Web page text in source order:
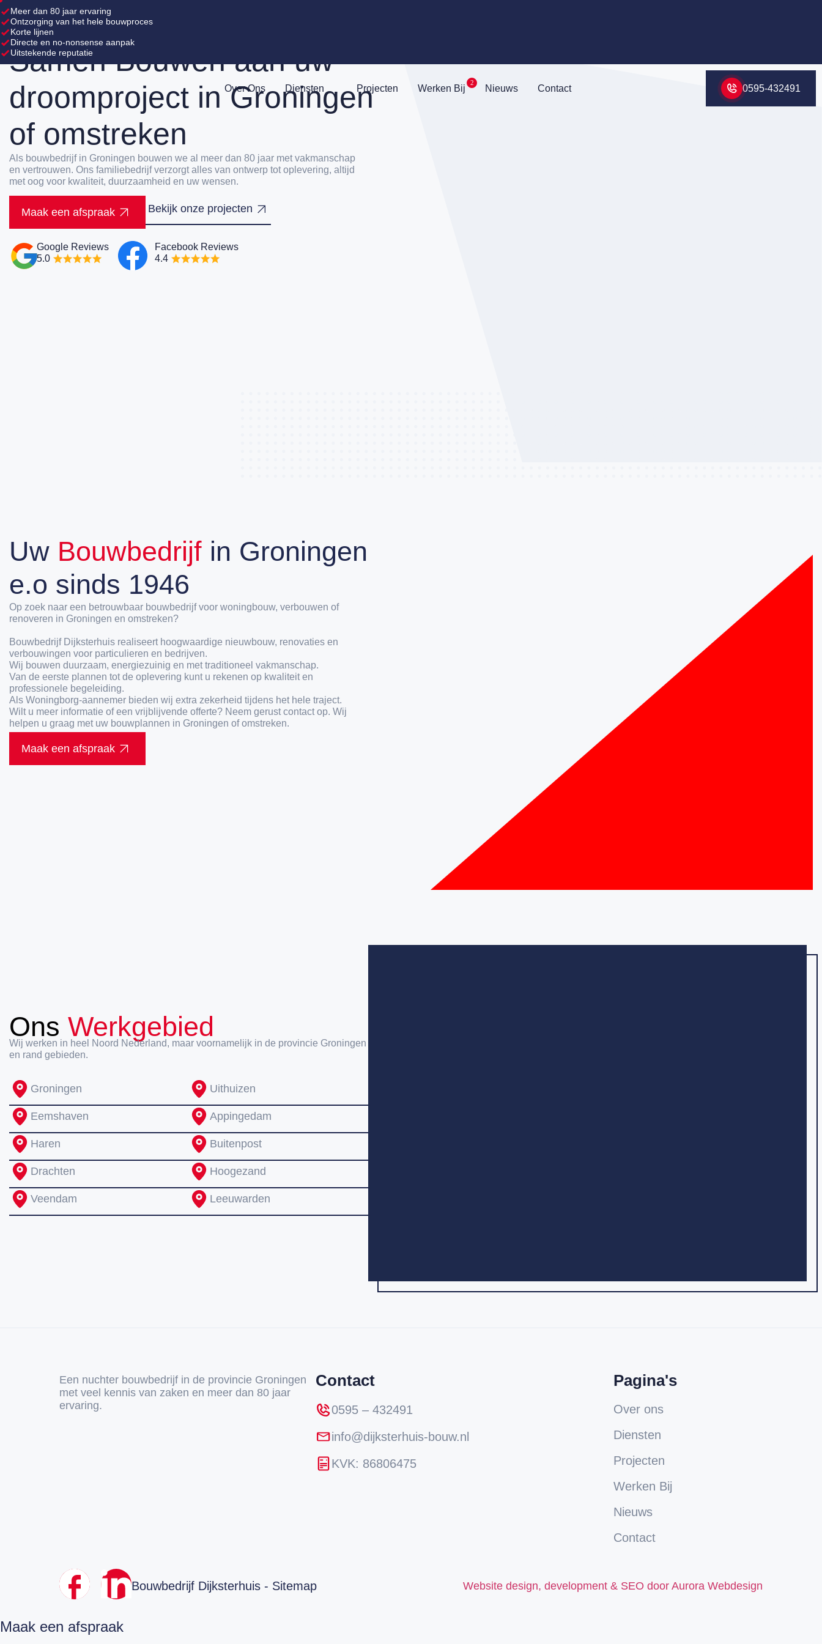
Meer dan 80 jaar ervaring
Ontzorging van het hele bouwproces
Korte lijnen
Directe en no-nonsense aanpak
Uitstekende reputatie
Over Ons Diensten Projecten Werken Bij
2
Nieuws Contact 0595-432491
Bouwbedrijf Groningen
Samen Bouwen aan uw
droomproject in Groningen
of omstreken
Als bouwbedrijf in Groningen bouwen we al meer dan 80 jaar met vakmanschap
en vertrouwen. Ons familiebedrijf verzorgt alles van ontwerp tot oplevering, altijd
met oog voor kwaliteit, duurzaamheid en uw wensen.
Maak een afspraak Bekijk onze projecten
Google Reviews
5.0
Facebook Reviews
4.4
Uw Bouwbedrijf in Groningen
e.o sinds 1946
Op zoek naar een betrouwbaar bouwbedrijf voor woningbouw, verbouwen of
renoveren in Groningen en omstreken?
Bouwbedrijf Dijksterhuis realiseert hoogwaardige nieuwbouw, renovaties en
verbouwingen voor particulieren en bedrijven.
Wij bouwen duurzaam, energiezuinig en met traditioneel vakmanschap.
Van de eerste plannen tot de oplevering kunt u rekenen op kwaliteit en
professionele begeleiding.
Als Woningborg-aannemer bieden wij extra zekerheid tijdens het hele traject.
Wilt u meer informatie of een vrijblijvende offerte? Neem gerust contact op. Wij
helpen u graag met uw bouwplannen in Groningen of omstreken.
Maak een afspraak
Ons Werkgebied
Wij werken in heel Noord Nederland, maar voornamelijk in de provincie Groningen
en rand gebieden.
Groningen
Eemshaven
Haren
Drachten
Veendam
Uithuizen
Appingedam
Buitenpost
Hoogezand
Leeuwarden
Een nuchter bouwbedrijf in de provincie Groningen
met veel kennis van zaken en meer dan 80 jaar
ervaring.
Contact
0595 – 432491
info@dijksterhuis-bouw.nl
KVK: 86806475
Pagina's
Over ons
Diensten
Projecten
Werken Bij
Nieuws
Contact
Bouwbedrijf Dijksterhuis - Sitemap Website design, development & SEO door Aurora Webdesign
Maak een afspraak